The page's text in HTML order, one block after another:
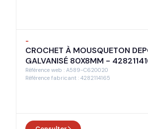
-
CROCHET À MOUSQUETON
GALVANISÉ 80X8MM -
Référence web : A589-C620020
Référence fabricant : 4282114165